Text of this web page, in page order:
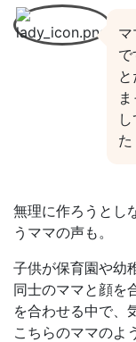
た
無理に作ろうとし
うママの声も。
子供が保育園や幼
同士のママと顔を
を合わせる中で、
こちらのママのよ